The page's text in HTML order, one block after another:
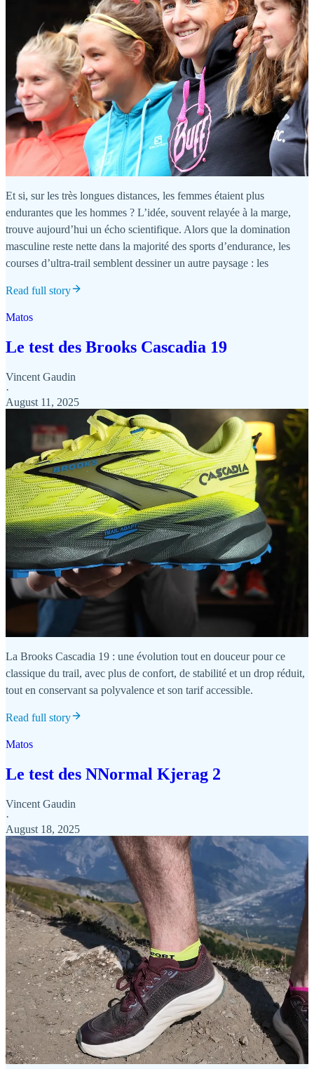
Et si, sur les très longues distances, les femmes étaient plus
endurantes que les hommes ? L’idée, souvent relayée à la marge,
trouve aujourd’hui un écho scientifique. Alors que la domination
masculine reste nette dans la majorité des sports d’endurance, les
courses d’ultra-trail semblent dessiner un autre paysage : les
Read full story
Matos
Le test des Brooks Cascadia 19
Vincent Gaudin
·
August 11, 2025
La Brooks Cascadia 19 : une évolution tout en douceur pour ce
classique du trail, avec plus de confort, de stabilité et un drop réduit,
tout en conservant sa polyvalence et son tarif accessible.
Read full story
Matos
Le test des NNormal Kjerag 2
Vincent Gaudin
·
August 18, 2025